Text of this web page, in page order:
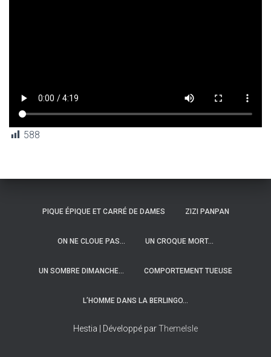
588
PIQUE ÉPIQUE ET CARRÉ DE DAMES ZIZI PANPAN
ON NE CLOUE PAS… UN CROQUE MORT…
UN SOMBRE DIMANCHE… COMPORTEMENT TUEUSE
L’HOMME DANS LA BERLINGO…
Hestia | Développé parThemeIsle